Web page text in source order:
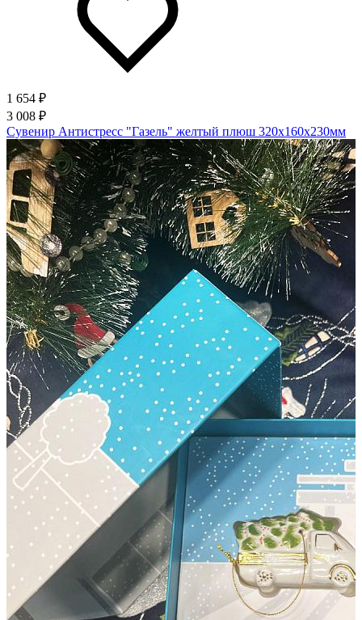
1 654 ₽
3 008 ₽
Сувенир Антистресс "Газель" желтый плюш 320х160х230мм